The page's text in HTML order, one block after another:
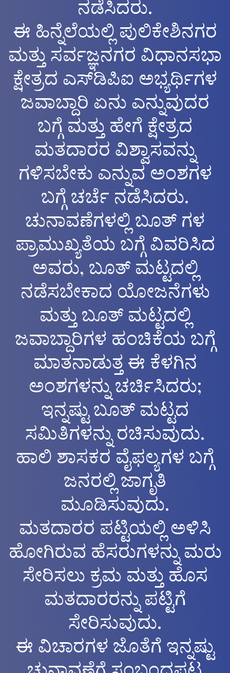
ನಡೆಸಿದರು.
ಈ ಹಿನ್ನೆಲೆಯಲ್ಲಿ ಪುಲಿಕೇಶಿನಗರ
ಮತ್ತು ಸರ್ವಜ್ಞನಗರ ವಿಧಾನಸಭಾ
ಕ್ಷೇತ್ರದ ಎಸ್‌ಡಿಪಿಐ ಅಭ್ಯರ್ಥಿಗಳ
ಜವಾಬ್ದಾರಿ ಏನು ಎನ್ನುವುದರ
ಬಗ್ಗೆ ಮತ್ತು ಹೇಗೆ ಕ್ಷೇತ್ರದ
ಮತದಾರರ ವಿಶ್ವಾಸವನ್ನು
ಗಳಿಸಬೇಕು ಎನ್ನುವ ಅಂಶಗಳ
ಬಗ್ಗೆ ಚರ್ಚೆ ನಡೆಸಿದರು.
ಚುನಾವಣೆಗಳಲ್ಲಿ ಬೂತ್ ಗಳ
ಪ್ರಾಮುಖ್ಯತೆಯ ಬಗ್ಗೆ ವಿವರಿಸಿದ
ಅವರು, ಬೂತ್ ಮಟ್ಟದಲ್ಲಿ
ನಡೆಸಬೇಕಾದ ಯೋಜನೆಗಳು
ಮತ್ತು ಬೂತ್ ಮಟ್ಟದಲ್ಲಿ
ಜವಾಬ್ದಾರಿಗಳ ಹಂಚಿಕೆಯ ಬಗ್ಗೆ
ಮಾತನಾಡುತ್ತ ಈ ಕೆಳಗಿನ
ಅಂಶಗಳನ್ನು ಚರ್ಚಿಸಿದರು;
ಇನ್ನಷ್ಟು ಬೂತ್ ಮಟ್ಟದ
ಸಮಿತಿಗಳನ್ನು ರಚಿಸುವುದು.
ಹಾಲಿ ಶಾಸಕರ ವೈಫಲ್ಯಗಳ ಬಗ್ಗೆ
ಜನರಲ್ಲಿ ಜಾಗೃತಿ
ಮೂಡಿಸುವುದು.
ಮತದಾರರ ಪಟ್ಟಿಯಲ್ಲಿ ಅಳಿಸಿ
ಹೋಗಿರುವ ಹೆಸರುಗಳನ್ನು ಮರು
ಸೇರಿಸಲು ಕ್ರಮ ಮತ್ತು ಹೊಸ
ಮತದಾರರನ್ನು ಪಟ್ಟಿಗೆ
ಸೇರಿಸುವುದು.
ಈ ವಿಚಾರಗಳ ಜೊತೆಗೆ ಇನ್ನಷ್ಟು